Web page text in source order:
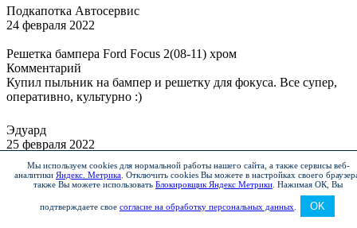
Подкапотка Автосервис
24 февраля 2022
Решетка бампера Ford Focus 2(08-11) хром
Комментарий
Купил пыльник на бампер и решетку для фокуса. Все супер,
оперативно, культурно :)
Эдуард
25 февраля 2022
Крышка багажника Hyundai Solaris(10) Серебристый R
Комментарий
Крышку багажника получил, полное соответствие описанию,
цвет и геометрия полностью идентична оригиналу (цена-
Мы используем cookies для нормальной работы нашего сайта, а также сервисы веб-
аналитики Яндекс. Метрика Отключить cookies Вы можете в настройках своего
также Вы можете использовать Блокировщик Яндекс Метрики Нажимая ОК, Вы
подтверждаете свое согласие на обработку персональных данных OK